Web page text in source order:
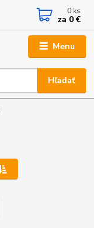
Menu
Hľadať
0 ks
za 0 €